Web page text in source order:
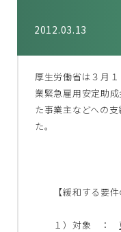
2012.03.13
厚生労働省は３月
業緊急雇用安定助
た事業主などへの
た。
【緩和する要件
１）対象 ：